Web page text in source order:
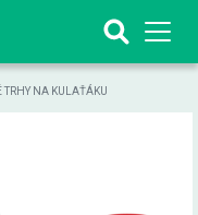
TRHY NA KULAŤÁKU